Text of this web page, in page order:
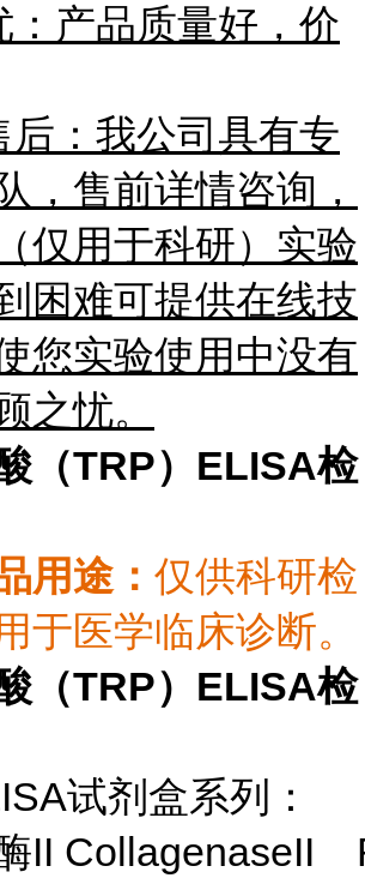
：产品质量好，价
后：我公司具有专
，售前详情咨询，
仅用于科研） 实验
困难可提供在线技
您实验使用中没有
之忧。
（TRP）ELISA检
用途 ： 仅供科研检
于医学临床诊断。
（TRP）ELISA检
试剂盒系列：
II CollagenaseII